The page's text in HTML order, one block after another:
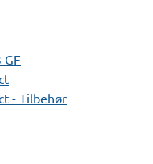
GF
- Tilbehør